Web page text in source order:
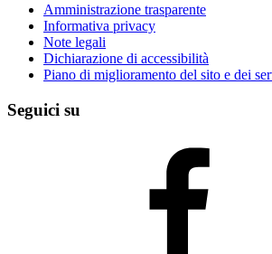
Amministrazione trasparente
Informativa privacy
Note legali
Dichiarazione di accessibilità
Piano di miglioramento del sito e dei
Seguici su